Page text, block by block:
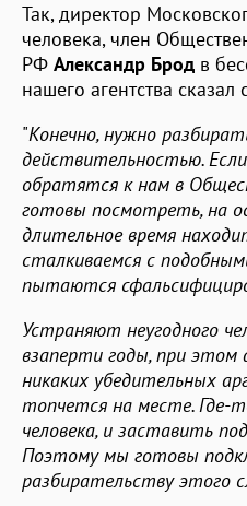
Так, директор
человека, член
РФ Александр Брод в
нашего агентства
"Конечно, нужно
действительностью.
обратятся к нам в
готовы посмотреть, на
длительное время
сталкиваемся с
пытаются
Устраняют неугодного
взаперти годы, при этом
никаких убедительных
топчется на месте.
человека, и заставить
Поэтому мы готовы
разбирательству этого